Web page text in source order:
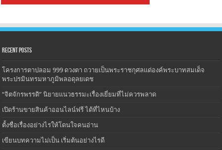
Recent Posts
โครงการตาปลอม 999 ดวงตา ถวายเป็นพระราชกุศลแด่องค์พระบาทสมเด็จ
พระปรมินทรมหาภูมิพลอดุลยเดช
“จิตจักรพรรดิ” นิยายแนวธรรมะเรื่องเยี่ยมที่ไม่ควรพลาด
เปิดร้านขายสินค้าออนไลน์ฟรี ได้ที่ไหนบ้าง
ตั้งชื่อเรื่องอย่างไรให้โดนใจคนอ่าน
เขียนบทความไม่เป็น เริ่มต้นอย่างไรดี